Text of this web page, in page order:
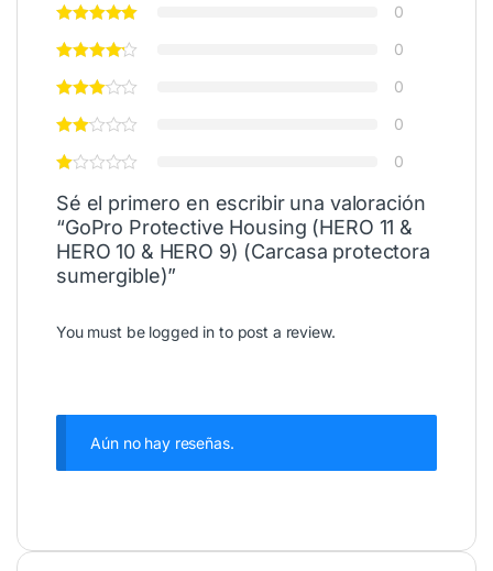
0
0
0
0
0
Sé el primero en escribir una valoración
“GoPro Protective Housing (HERO 11 &
HERO 10 & HERO 9) (Carcasa protectora
sumergible)”
You must be logged in to post a review.
Aún no hay reseñas.